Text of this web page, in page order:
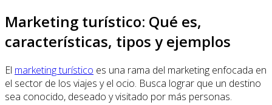
Marketing turístico: Qué es,
características, tipos y ejemplos
El marketing turístico es una rama del marketing enfocada en
el sector de los viajes y el ocio. Busca lograr que un destino
sea conocido, deseado y visitado por más personas.